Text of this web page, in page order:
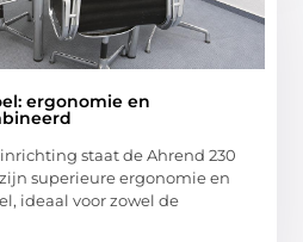
ergonomie en
staat de Ahrend 230
superieure ergonomie en
ideaal voor zowel de